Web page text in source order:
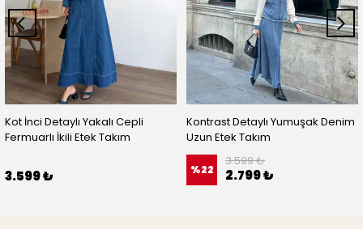
Kot İnci Detaylı Yakalı Cepli
Fermuarlı İkili Etek Takım
3.599 ₺
Kontrast Detaylı Yumuşak Denim
Uzun Etek Takım
%22
3.599 ₺
2.799 ₺